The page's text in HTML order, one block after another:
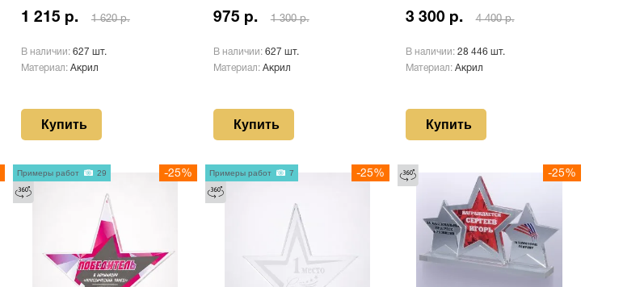
1 215 р. 1 620 р.
В наличии: 627 шт.
Материал: Акрил
Купить
975 р. 1 300 р.
В наличии: 627 шт.
Материал: Акрил
Купить
3 300 р. 4 400 р.
В наличии: 28 446 шт.
Материал: Акрил
Купить
-25%
Примеры работ 29 -25%
Примеры работ 7 -25%